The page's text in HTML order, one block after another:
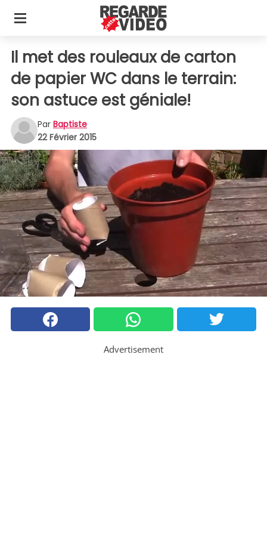
Il met des rouleaux de carton
de papier WC dans le terrain:
son astuce est géniale!
Par Baptiste
22 Février 2015
Advertisement